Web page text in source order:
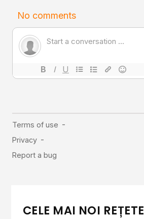
CELE MAI NOI REȚETE